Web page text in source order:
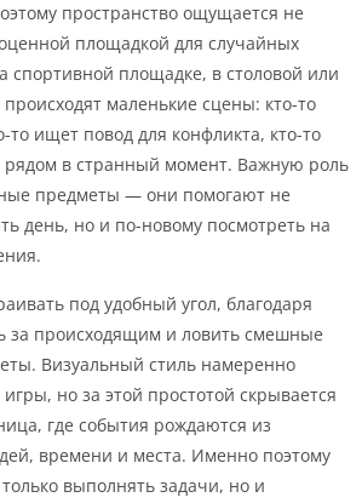
пространство ощущается не
площадкой для случайных
спортивной площадке, в столовой или
маленькие сцены: кто-то
то ищет повод для конфликта, кто-то
рядом в странный момент. Важную роль
предметы — они помогают не
день, но и по-новому посмотреть на
под удобный угол, благодаря
за происходящим и ловить смешные
Визуальный стиль намеренно
но за этой простотой скрывается
где события рождаются из
времени и места. Именно поэтому
выполнять задачи, но и